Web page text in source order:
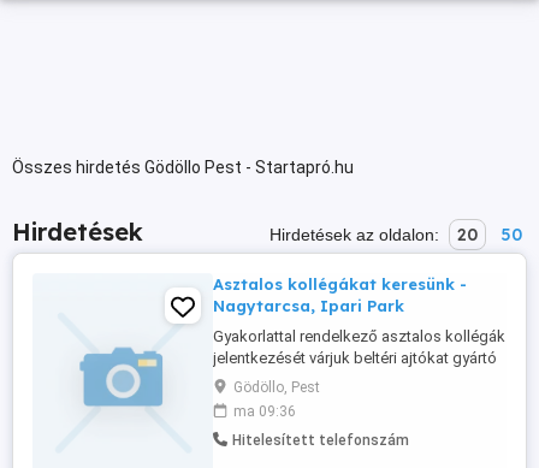
Összes hirdetés Gödöllo Pest - Startapró.hu
Hirdetések Hirdetések az oldalon: 20 50
Asztalos kollégákat keresünk -
Nagytarcsa, Ipari Park
Gyakorlattal rendelkező asztalos kollégák
jelentkezését várjuk beltéri ajtókat gyártó
nagytarcsai üzemünkbe. Nyílászárókkal
szerzett gyakorlat előny, de nem feltétel.
Főállású munkaviszony, nappali műszak.
A munkavégzés helye: Nagytarcsa, Ipari
Gödöllo, Pest
ma 09:36
Hitelesített telefonszám